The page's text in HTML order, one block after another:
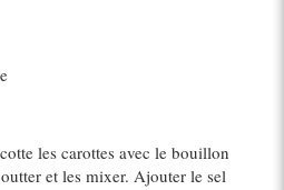
les carottes avec le bouillon
et les mixer. Ajouter le sel